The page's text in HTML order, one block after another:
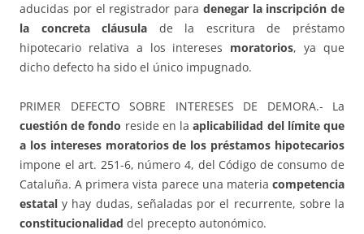
aducidas por el registrador para denegar la inscripción de
la concreta cláusula de la escritura de préstamo
hipotecario relativa a los intereses moratorios, ya que
dicho defecto ha sido el único impugnado.
PRIMER DEFECTO SOBRE INTERESES DE DEMORA.- La
cuestión de fondo reside en laaplicabilidad del límite que
a los intereses moratorios de los préstamos hipotecarios
impone el art. 251-6, número 4, del Código de consumo de
Cataluña. A primera vista parece una materia competencia
estatal y hay dudas, señaladas por el recurrente, sobre la
constitucionalidad del precepto autonómico.